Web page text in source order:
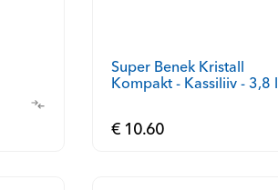
Super Benek Kristall
Kompakt - Kassiliiv - 3,8 l
€ 10.60